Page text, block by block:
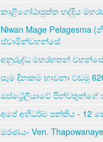
කාළිගෝඨාපුත්ත භද්දිය
Niwan Mage
ස්වාමීන්වහන්සේ
අනුරුද්ධ මහරහතන් වහන්සේ -
සෑම දිනකම භාවනා වඩමු 620
ඔස්ට්‍රේලියාවේ පින්වතුන්ගේ
අපේ අභිධර්ම පන්තිය - 12
මරණය- Ven.